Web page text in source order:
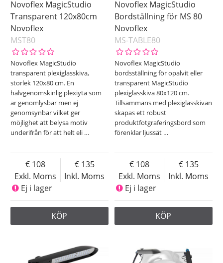
Novoflex MagicStudio
Transparent 120x80cm
Novoflex
MST80
Novoflex MagicStudio
transparent plexiglasskiva,
storlek 120x80 cm. En
halvgenomskinlig plexiyta som
är genomlysbar men ej
genomsynbar vilket ger
möjlighet att belysa motiv
underifrån för att helt eli …
Exkl. Moms
108
Inkl. Moms
135
Ej i lager
KÖP
Novoflex MagicStudio
Bordställning för MS 80
Novoflex
MS-TABLE80
Novoflex MagicStudio
bordsställning för opalvit eller
transparent MagicStudio
plexiglasskiva 80x120 cm.
Tillsammans med plexiglasskivan
skapas ett robust
produktfotgraferingsbord som
förenklar ljussät …
Exkl. Moms
108
Inkl. Moms
135
Ej i lager
KÖP